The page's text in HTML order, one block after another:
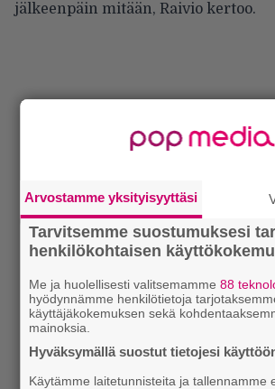
jälkeenpäin mitään, Raivio kertoo.
Arvostamme yksityisyyttäsi
Tarvitsemme suostumuksesi
henkilökohtaisen
Me ja huolellisesti valitsemamme88
hyödynnämme henkilötietoja
käyttäjäkokemuksen sekä
mainoksia.
Hyväksymällä suostut tietojesi
Käytämme laitetunnisteita ja tallennamme